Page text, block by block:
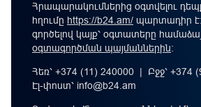
Հրապարակումներից օգտվելու
հղումը https://b24.am/ պարտադիր
գործելով կայք՝ օգտատերը
օգտագործման պայմաններին։
Հեռ՝ +374 (11) 240000 | Բջջ՝ +374
Էլ-փոստ՝ info@b24.am